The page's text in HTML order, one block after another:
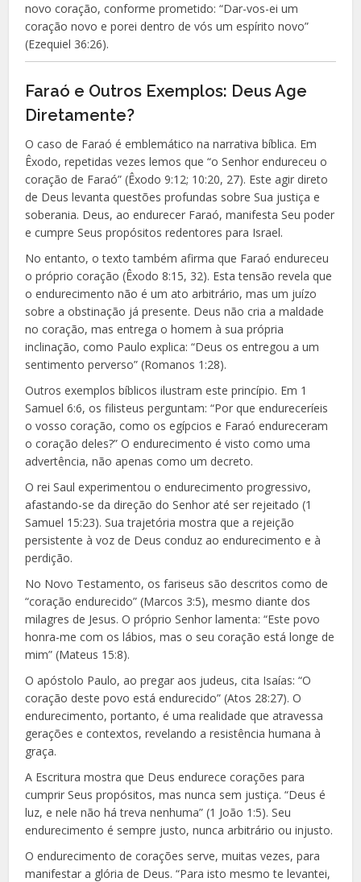
novo coração, conforme prometido: “Dar-vos-ei um
coração novo e porei dentro de vós um espírito novo”
(Ezequiel 36:26).
Faraó e Outros Exemplos: Deus Age
Diretamente?
O caso de Faraó é emblemático na narrativa bíblica. Em
Êxodo, repetidas vezes lemos que “o Senhor endureceu o
coração de Faraó” (Êxodo 9:12; 10:20, 27). Este agir direto
de Deus levanta questões profundas sobre Sua justiça e
soberania. Deus, ao endurecer Faraó, manifesta Seu poder
e cumpre Seus propósitos redentores para Israel.
No entanto, o texto também afirma que Faraó endureceu
o próprio coração (Êxodo 8:15, 32). Esta tensão revela que
o endurecimento não é um ato arbitrário, mas um juízo
sobre a obstinação já presente. Deus não cria a maldade
no coração, mas entrega o homem à sua própria
inclinação, como Paulo explica: “Deus os entregou a um
sentimento perverso” (Romanos 1:28).
Outros exemplos bíblicos ilustram este princípio. Em 1
Samuel 6:6, os filisteus perguntam: “Por que endureceríeis
o vosso coração, como os egípcios e Faraó endureceram
o coração deles?” O endurecimento é visto como uma
advertência, não apenas como um decreto.
O rei Saul experimentou o endurecimento progressivo,
afastando-se da direção do Senhor até ser rejeitado (1
Samuel 15:23). Sua trajetória mostra que a rejeição
persistente à voz de Deus conduz ao endurecimento e à
perdição.
No Novo Testamento, os fariseus são descritos como de
“coração endurecido” (Marcos 3:5), mesmo diante dos
milagres de Jesus. O próprio Senhor lamenta: “Este povo
honra-me com os lábios, mas o seu coração está longe de
mim” (Mateus 15:8).
O apóstolo Paulo, ao pregar aos judeus, cita Isaías: “O
coração deste povo está endurecido” (Atos 28:27). O
endurecimento, portanto, é uma realidade que atravessa
gerações e contextos, revelando a resistência humana à
graça.
A Escritura mostra que Deus endurece corações para
cumprir Seus propósitos, mas nunca sem justiça. “Deus é
luz, e nele não há treva nenhuma” (1 João 1:5). Seu
endurecimento é sempre justo, nunca arbitrário ou injusto.
O endurecimento de corações serve, muitas vezes, para
manifestar a glória de Deus. “Para isto mesmo te levantei,